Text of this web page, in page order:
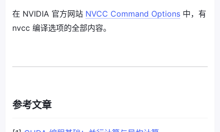
在 NVIDIA 官方网站 NVCC Command Options 中，有
nvcc 编译选项的全部内容。
参考文章